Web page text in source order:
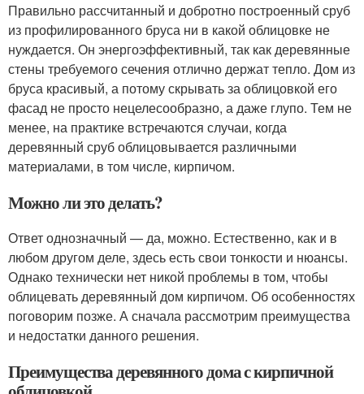
Правильно рассчитанный и добротно построенный сруб
из профилированного бруса ни в какой облицовке не
нуждается. Он энергоэффективный, так как деревянные
стены требуемого сечения отлично держат тепло. Дом из
бруса красивый, а потому скрывать за облицовкой его
фасад не просто нецелесообразно, а даже глупо. Тем не
менее, на практике встречаются случаи, когда
деревянный сруб облицовывается различными
материалами, в том числе, кирпичом.
Можно ли это делать?
Ответ однозначный — да, можно. Естественно, как и в
любом другом деле, здесь есть свои тонкости и нюансы.
Однако технически нет никой проблемы в том, чтобы
облицевать деревянный дом кирпичом. Об особенностях
поговорим позже. А сначала рассмотрим преимущества
и недостатки данного решения.
Преимущества деревянного дома с кирпичной